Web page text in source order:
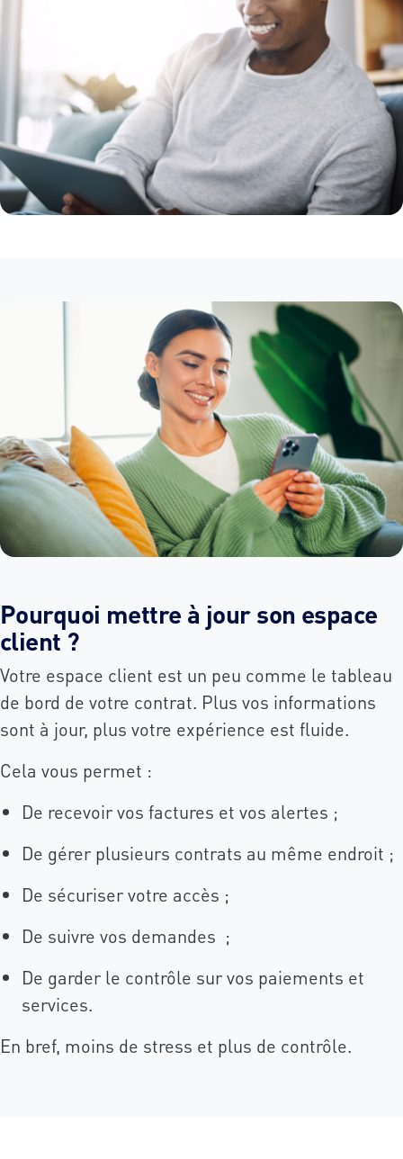
Pourquoi mettre à jour son espace
client ?
Votre espace client est un peu comme le tableau
de bord de votre contrat. Plus vos informations
sont à jour, plus votre expérience est fluide.
Cela vous permet :
De recevoir vos factures et vos alertes ;
De gérer plusieurs contrats au même endroit ;
De sécuriser votre accès ;
De suivre vos demandes ;
De garder le contrôle sur vos paiements et
services.
En bref, moins de stress et plus de contrôle.